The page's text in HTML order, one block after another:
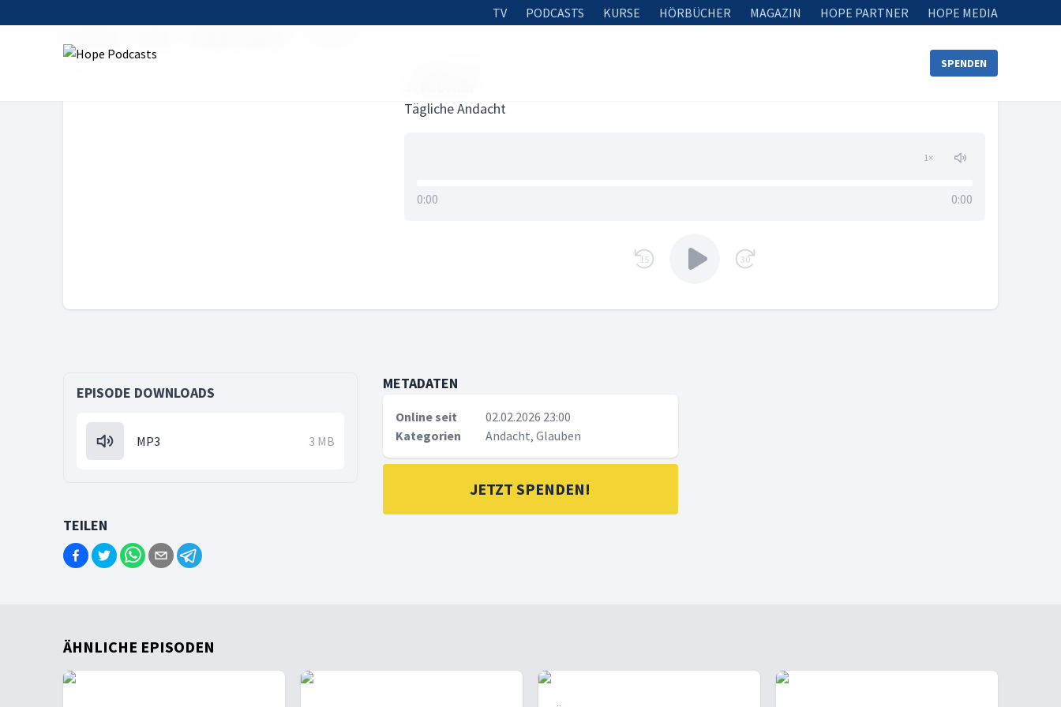
TV PODCASTS KURSE HÖRBÜCHER MAGAZIN HOPE PARTNER HOPE MEDIA
SPENDEN
Tägliche Andacht
1×
0:00 0:00
15 30
EPISODE DOWNLOADS
MP3 3 MB
METADATEN
Online seit
02.02.2026 23:00
Kategorien
Andacht, Glauben
JETZT SPENDEN!
TEILEN
ÄHNLICHE EPISODEN